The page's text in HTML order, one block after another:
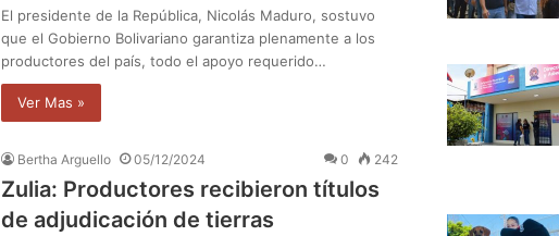
El presidente de la República, Nicolás Maduro, sostuvo
que el Gobierno Bolivariano garantiza plenamente a los
productores del país, todo el apoyo requerido…
Ver Mas »
Bertha Arguello 05/12/2024 0 242
Zulia: Productores recibieron títulos
de adjudicación de tierras